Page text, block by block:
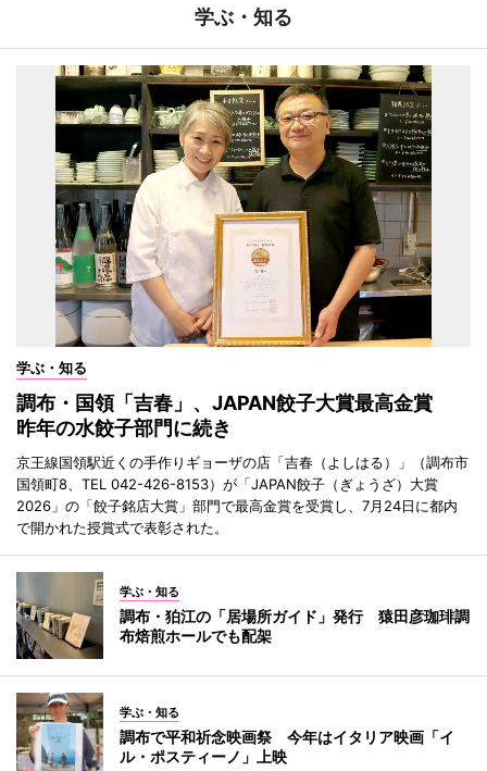
学ぶ・知る
学ぶ・知る
調布・国領「吉春」、JAPAN餃子大賞最高金賞
昨年の水餃子部門に続き
京王線国領駅近くの手作りギョーザの店「吉春（よしはる）」（調布市
国領町8、TEL 042-426-8153）が「JAPAN餃子（ぎょうざ）大賞
2026」の「餃子銘店大賞」部門で最高金賞を受賞し、7月24日に都内
で開かれた授賞式で表彰された。
学ぶ・知る
調布・狛江の「居場所ガイド」発行 猿田彦珈琲調
布焙煎ホールでも配架
学ぶ・知る
調布で平和祈念映画祭 今年はイタリア映画「イ
ル・ポスティーノ」上映